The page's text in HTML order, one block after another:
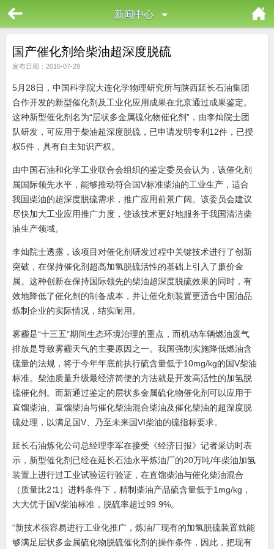
新闻中心
国产催化剂给柴油超深度脱硫
发布日期：2016-07-28
5月28日，中国科学院大连化学物理研究所与陕西延长石油集团
合作开发的新型催化剂及工业化应用成果在北京通过成果鉴定。
这种新型催化剂名为“层状多金属硫化物催化剂”，由李灿院士团
队研发，可应用于柴油超深度脱硫，已申请发明专利12件，已授
权5件，具有自主知识产权。
由中国石油和化学工业联合会组织的鉴定委员会认为，该催化剂
属国际领先水平，能够推动符合国V标准柴油的工业生产，适合
我国柴油的超深度脱硫需求，推广应用前景广阔。该委员会建议
尽快加大工业应用推广力度，使该技术更好地服务于我国清洁柴
油生产领域。
李灿院士透露，该项目对催化剂研发过程中关键技术进行了创新
突破，在保持催化剂超高加氢脱硫活性的基础上引入了廉价金
属。这种创新在保持国际领先的柴油超深度脱硫效果的同时，有
效地降低了催化剂的制备成本，并让催化剂装置更适合中国油品
炼制企业的实际情况，结实耐用。
雾霾是“十三五”期间生态环境治理的重点，而机动车辆燃油废气
排放是导致雾霾天气的主要原因之一。我国强制实施降低燃油含
硫量的法规，将于今年年底前执行硫含量低于10mg/kg的国V柴油
标准。柴油质量升级最经济简便的方法就是开发高活性的加氢脱
硫催化剂。而新通过鉴定的层状多金属硫化物催化剂可以应用于
直馏柴油、直馏柴油与催化柴油混合柴油及催化柴油的超深度脱
硫处理，以满足国V、乃至未来国VI柴油的硫指标要求。
延长石油炼化公司总经理李军在接受《经济日报》记者采访时表
示，新型催化剂已经在延长石油永平炼油厂的20万吨/年柴油加氢
装置上进行过工业试验运行验证，在直馏柴油与催化柴油混合
（质量比2∶1）进料条件下，精制柴油产品硫含量低于1mg/kg，
大大优于国V柴油标准，脱硫率超过99.9%。
“新技术很容易进行工业化推广，炼油厂现有的加氢脱硫装置就能
够满足层状多金属硫化物脱硫催化剂的操作条件，因此，把现有